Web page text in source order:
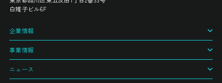
白雉子ビル6F
企業情報
事業情報
ニュース